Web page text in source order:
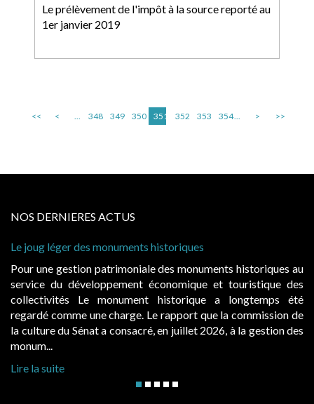
Le prélèvement de l'impôt à la source reporté au
1er janvier 2019
<< < ... 348 349 350 351 352 353 354... > >>
NOS DERNIERES ACTUS
historiques
des monuments historiques au
et touristique des
historique a longtemps été
rapport que la commission de
en juillet 2026, à la gestion des
Cabines de plage : le juge
Evocatrices des bains de
également un beau sujet
public, elles donnent lieu au
d’occupation. Saisies par des